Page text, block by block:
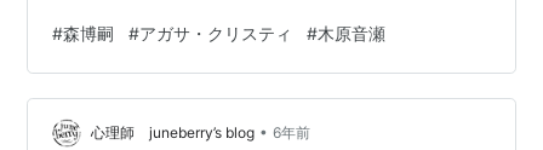
賀田四季にスポットライトを当てたシリーズ。 春が四季
の幼少期で、夏が「すべてがFになる」の事件の四季視
点、秋がS＆MとVシリーズのキャラクター大集合、冬は
ちょっとなんて言ったらいいかわからない(ほとんど雰囲
#森博嗣 #アガサ・クリスティ #木原音瀬
心理師 juneberry’s blog • 6年前